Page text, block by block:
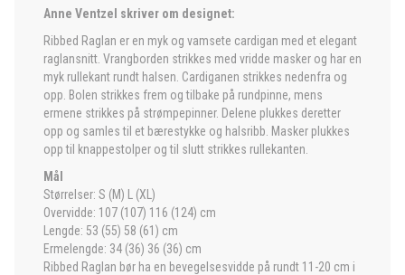
Anne Ventzel skriver om designet:
Ribbed Raglan er en myk og vamsete cardigan med et elegant
raglansnitt. Vrangborden strikkes med vridde masker og har en
myk rullekant rundt halsen. Cardiganen strikkes nedenfra og
opp. Bolen strikkes frem og tilbake på rundpinne, mens
ermene strikkes på strømpepinner. Delene plukkes deretter
opp og samles til et bærestykke og halsribb. Masker plukkes
opp til knappestolper og til slutt strikkes rullekanten.
Mål
Størrelser: S (M) L (XL)
Overvidde: 107 (107) 116 (124) cm
Lengde: 53 (55) 58 (61) cm
Ermelengde: 34 (36) 36 (36) cm
Ribbed Raglan bør ha en bevegelsesvidde på rundt 11-20 cm i